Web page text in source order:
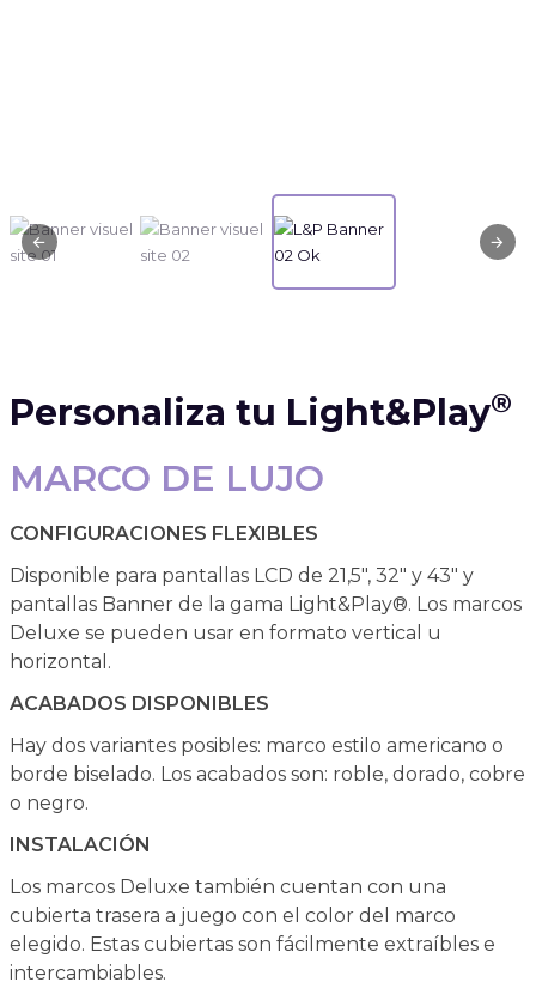
Personaliza tu Light&Play®
MARCO DE LUJO
CONFIGURACIONES FLEXIBLES
Disponible para pantallas LCD de 21,5", 32" y 43" y
pantallas Banner de la gama Light&Play®. Los marcos
Deluxe se pueden usar en formato vertical u
horizontal.
ACABADOS DISPONIBLES
Hay dos variantes posibles: marco estilo americano o
borde biselado. Los acabados son: roble, dorado, cobre
o negro.
INSTALACIÓN
Los marcos Deluxe también cuentan con una
cubierta trasera a juego con el color del marco
elegido. Estas cubiertas son fácilmente extraíbles e
intercambiables.